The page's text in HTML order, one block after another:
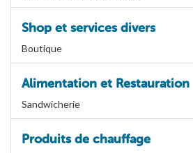
Shop et services divers
Boutique
Alimentation et Restauration
Sandwicherie
Produits de chauffage